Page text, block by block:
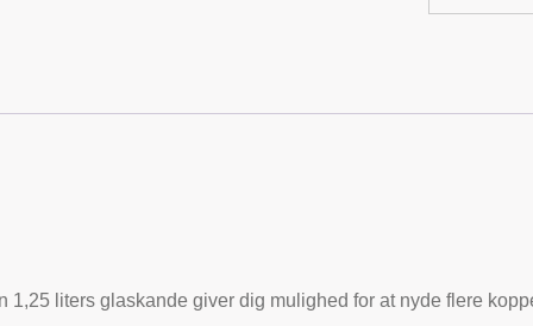
liters glaskande giver dig mulighed for at nyde flere